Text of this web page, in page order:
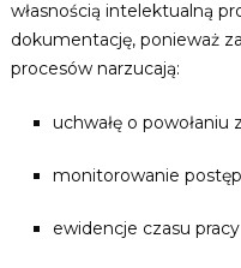
własnością intelektualną
dokumentację, ponieważ
procesów narzucają:
uchwałę o powołaniu
monitorowanie
ewidencje czasu pracy